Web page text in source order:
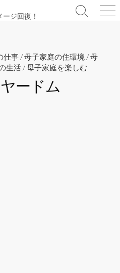
ジ回復！
検
替
え
メ
仕事 /母子家庭の住環境 /母
生活 /母子家庭を楽しむ
ードム